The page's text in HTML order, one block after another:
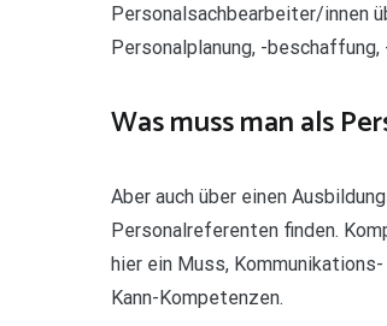
Personalsachbearbeiter/innen
Personalplanung, -
Was muss man als
Aber auch über einen
Personalreferenten finden.
hier ein Muss,
Kann-Kompetenzen.